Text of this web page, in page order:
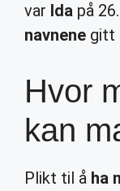
var Ida på
navnene gitt
Hvor
kan
Plikt til å ha